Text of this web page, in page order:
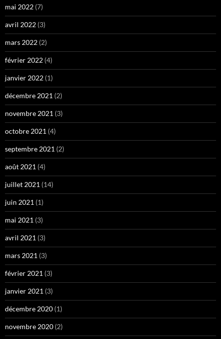
mai 2022 (7)
avril 2022 (3)
mars 2022 (2)
février 2022 (4)
janvier 2022 (1)
décembre 2021 (2)
novembre 2021 (3)
octobre 2021 (4)
septembre 2021 (2)
août 2021 (4)
juillet 2021 (14)
juin 2021 (1)
mai 2021 (3)
avril 2021 (3)
mars 2021 (3)
février 2021 (3)
janvier 2021 (3)
décembre 2020 (1)
novembre 2020 (2)